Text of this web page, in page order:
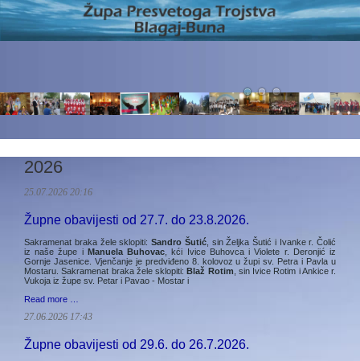
2026
25.07.2026 20:16
Župne obavijesti od 27.7. do 23.8.2026.
Sakramenat braka žele sklopiti: Sandro Šutić, sin Željka Šutić i Ivanke r. Čolić
iz naše župe i Manuela Buhovac , kći Ivice Buhovca i Violete r. Deronjić iz
Gornje Jasenice. Vjenčanje je predviđeno 8. kolovoz u župi sv. Petra i Pavla u
Mostaru. Sakramenat braka žele sklopiti:Blaž Rotim , sin Ivice Rotim i Ankice r.
Vukoja iz župe sv. Petar i Pavao - Mostar i
Read more …
27.06.2026 17:43
Župne obavijesti od 29.6. do 26.7.2026.